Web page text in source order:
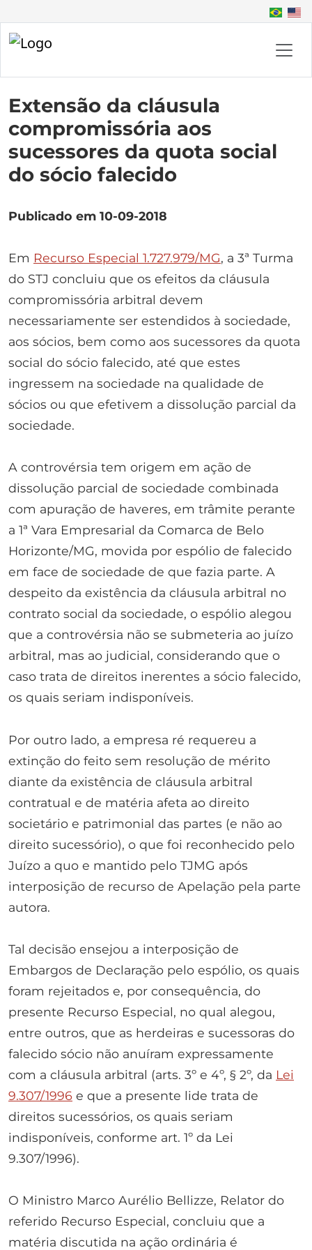
Extensão da cláusula
compromissória aos
sucessores da quota social
do sócio falecido
Publicado em 10-09-2018
Em Recurso Especial 1.727.979/MG, a 3ª Turma
do STJ concluiu que os efeitos da cláusula
compromissória arbitral devem
necessariamente ser estendidos à sociedade,
aos sócios, bem como aos sucessores da quota
social do sócio falecido, até que estes
ingressem na sociedade na qualidade de
sócios ou que efetivem a dissolução parcial da
sociedade.
A controvérsia tem origem em ação de
dissolução parcial de sociedade combinada
com apuração de haveres, em trâmite perante
a 1ª Vara Empresarial da Comarca de Belo
Horizonte/MG, movida por espólio de falecido
em face de sociedade de que fazia parte. A
despeito da existência da cláusula arbitral no
contrato social da sociedade, o espólio alegou
que a controvérsia não se submeteria ao juízo
arbitral, mas ao judicial, considerando que o
caso trata de direitos inerentes a sócio falecido,
os quais seriam indisponíveis.
Por outro lado, a empresa ré requereu a
extinção do feito sem resolução de mérito
diante da existência de cláusula arbitral
contratual e de matéria afeta ao direito
societário e patrimonial das partes (e não ao
direito sucessório), o que foi reconhecido pelo
Juízo a quo e mantido pelo TJMG após
interposição de recurso de Apelação pela parte
autora.
Tal decisão ensejou a interposição de
Embargos de Declaração pelo espólio, os quais
foram rejeitados e, por consequência, do
presente Recurso Especial, no qual alegou,
entre outros, que as herdeiras e sucessoras do
falecido sócio não anuíram expressamente
com a cláusula arbitral (arts. 3º e 4º, § 2º, da Lei
9.307/1996 e que a presente lide trata de
direitos sucessórios, os quais seriam
indisponíveis, conforme art. 1º da Lei
9.307/1996).
O Ministro Marco Aurélio Bellizze, Relator do
referido Recurso Especial, concluiu que a
matéria discutida na ação ordinária é